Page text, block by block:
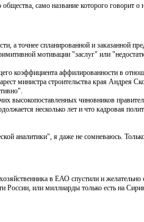
само название которого говорит о
а точнее спланированной и заказанной
мотивации "заслуг" или
коэффициента аффилированности в
министра строительства края Андрея
высокопоставленных чиновников
несколько лет и что кадровая
аналитики", я даже не сомневаюсь.
в ЕАО спустили и
России, или миллиарды только есть на